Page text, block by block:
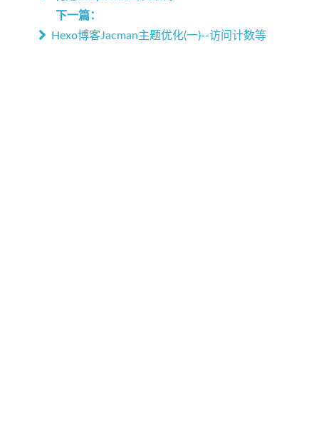
下一篇：
Hexo博客Jacman主题优化(一)--访问计数等